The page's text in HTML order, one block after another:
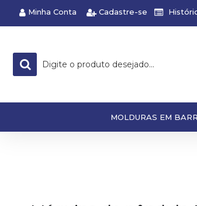
Minha Conta Cadastre-se
MOLDURAS EM